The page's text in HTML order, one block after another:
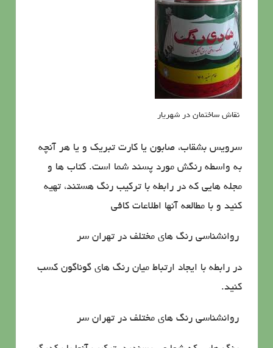
نقاش ساختمان در شهریار
سرویس بشقاب، صابون یا كارت تبریك و یا هر آنچه
به واسطه رنگش مورد پسند شما است. كتاب ها و
مجله هایی كه در رابطه با تركیب رنگ هستند، تهیه
كنید و با مطالعه آنها اطلاعات كافی
روانشناسي رنگ هاي مختلف در تهران سر
در رابطه با ایجاد ارتباط میان رنگ های گوناگون كسب
كنید.
روانشناسي رنگ هاي مختلف در تهران سر